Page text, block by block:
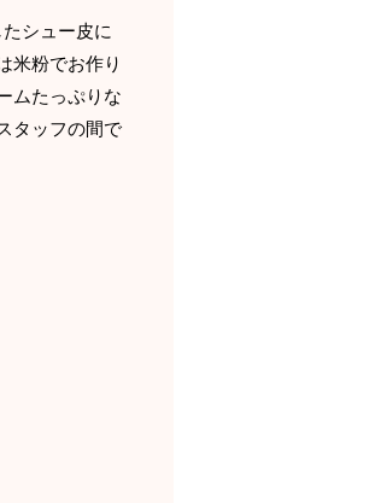
シュー皮に
米粉でお作り
ムたっぷりな
タッフの間で